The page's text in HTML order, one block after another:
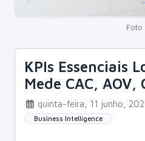
KPIs Essenciais
Mede CAC, AOV,
quinta-feira, 11 junho,
Business Intelligence